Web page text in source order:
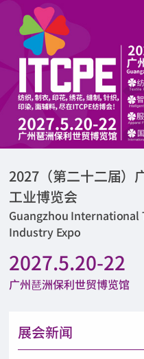
2027（第二十二届）
工业博览会
Guangzhou
Industry Expo
2027.5.20-22
广州琶洲保利世贸博览馆
展会新闻